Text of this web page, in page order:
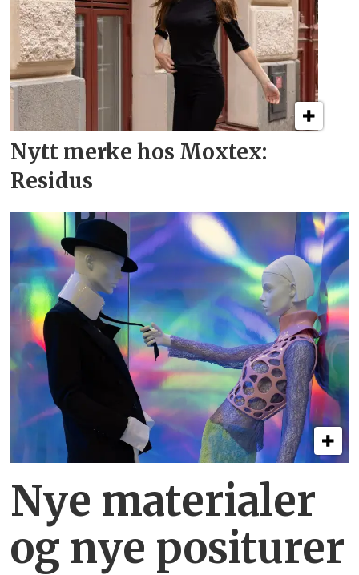
Nytt merke hos Moxtex:
Residus
Nye materialer
og nye positurer